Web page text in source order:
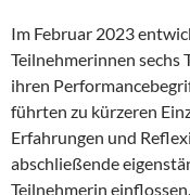
Im Februar 2023
Teilnehmerinnen sechs
ihren
führten zu kürzeren
Erfahrungen und
abschließende
Teilnehmerin